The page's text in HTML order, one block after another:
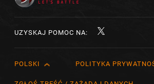
UZYSKAJ POMOC NA:
English
Čeština
POLSKI POLITYKA